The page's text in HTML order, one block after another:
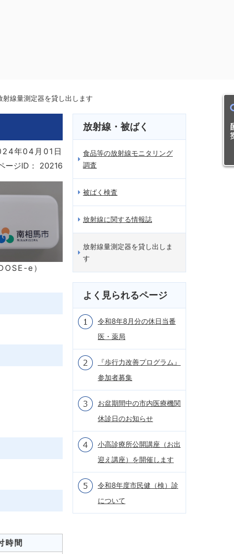
目
射線量測定器を貸し出します
年04月01日
ージID：
20216
e）
時間
放射線・被ばく
食品等の放射線モニタリング
調査
被ばく検査
放射線に関する情報誌
放射線量測定器を貸し出しま
す
よく見られるページ
令和8年8月分の休日当番
医・薬局
『歩行力改善プログラム』
参加者募集
お盆期間中の市内医療機関
休診日のお知らせ
小高診療所公開講座（お出
迎え講座）を開催します
令和8年度市民健（検）診
について